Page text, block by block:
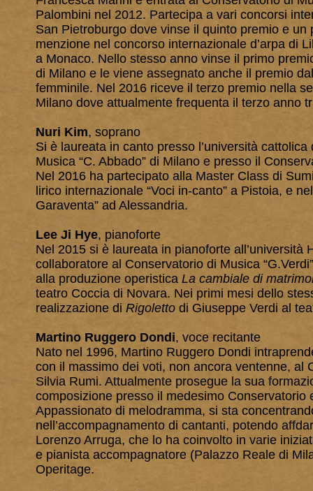
Palombini nel 2012. Partecipa a vari concorsi
San Pietroburgo dove vinse il quinto premio e
menzione nel concorso internazionale d’arpa di
a Monaco. Nello stesso anno vinse il primo
di Milano e le viene assegnato anche il premio
femminile. Nel 2016 riceve il terzo premio nella
Milano dove attualmente frequenta il terzo anno
Nuri Kim, soprano
Si è laureata in canto presso l’università
Musica “C. Abbado” di Milano e presso il
Nel 2016 ha partecipato alla Master Class di
lirico internazionale “Voci in-canto” a Pistoia, e
Garaventa” ad Alessandria.
Lee Ji Hye, pianoforte
Nel 2015 si è laureata in pianoforte
collaboratore al Conservatorio di Musica
alla produzione operistica La cambiale di
teatro Coccia di Novara. Nei primi mesi dello
realizzazione di Rigoletto di Giuseppe Verdi al
Martino Ruggero Dondi, voce recitante
Nato nel 1996, Martino Ruggero Dondi
con il massimo dei voti, non ancora ventenne, al
Silvia Rumi. Attualmente prosegue la sua
composizione presso il medesimo Conservatorio
Appassionato di melodramma, si sta
nell’accompagnamento di cantanti, potendo
Lorenzo Arruga, che lo ha coinvolto in varie
e pianista accompagnatore (Palazzo Reale di
Operitage.